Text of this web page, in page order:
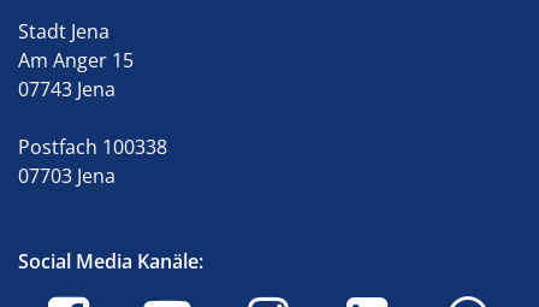
Stadt Jena
Am Anger 15
07743 Jena
Postfach 100338
07703 Jena
Social Media Kanäle: